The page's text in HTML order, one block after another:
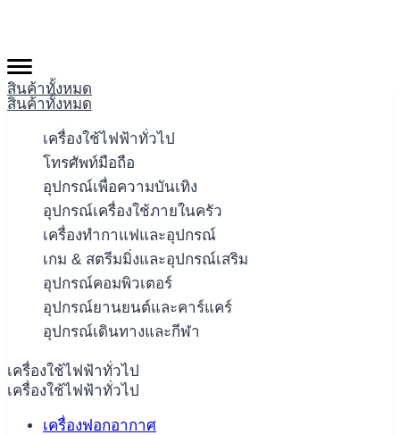
สินค้าทั้งหมด
สินค้าทั้งหมด
เครื่องใช้ไฟฟ้าทั่วไป
โทรศัพท์มือถือ
อุปกรณ์เพื่อความบันเทิง
อุปกรณ์เครื่องใช้ภายในครัว
เครื่องทำกาแฟและอุปกรณ์
เกม & สตรีมมิ่งและอุปกรณ์เสริม
อุปกรณ์คอมพิวเตอร์
อุปกรณ์ยานยนต์และคาร์แคร์
อุปกรณ์เดินทางและกีฬา
เครื่องใช้ไฟฟ้าทั่วไป
เครื่องใช้ไฟฟ้าทั่วไป
เครื่องฟอกอากาศ